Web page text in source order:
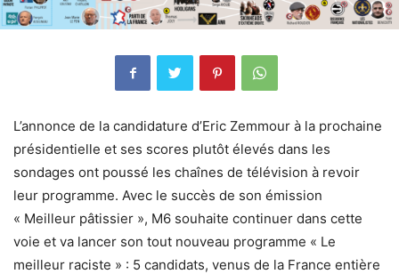
L’annonce de la candidature d’Eric Zemmour à la prochaine
présidentielle et ses scores plutôt élevés dans les
sondages ont poussé les chaînes de télévision à revoir
leur programme. Avec le succès de son émission
« Meilleur pâtissier », M6 souhaite continuer dans cette
voie et va lancer son tout nouveau programme « Le
meilleur raciste » : 5 candidats, venus de la France entière